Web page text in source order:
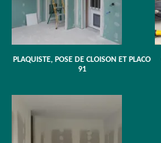
PLAQUISTE, POSE DE CLOISON ET PLACO
91